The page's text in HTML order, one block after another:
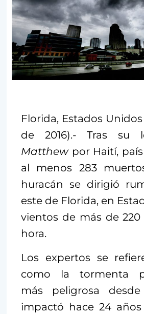
Florida, Estados
de 2016).- Tras su
Matthewpor Haití,
al menos 283
huracán se dirigió
este de Florida, en
vientos de más de
hora.
Los expertos se
como la tormenta
más peligrosa
impactó hace 24